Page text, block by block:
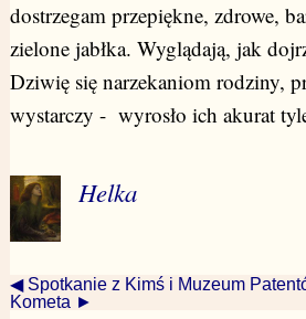
dostrzegam przepiękne, zdrowe,
zielone jabłka. Wyglądają, jak
Dziwię się narzekaniom rodziny,
wystarczy - wyrosło ich akurat
Helka
◀ Spotkanie z Kimś i Muzeum
Kometa ►